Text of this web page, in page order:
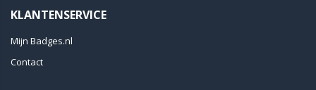
KLANTENSERVICE
Mijn Badges.nl
Contact